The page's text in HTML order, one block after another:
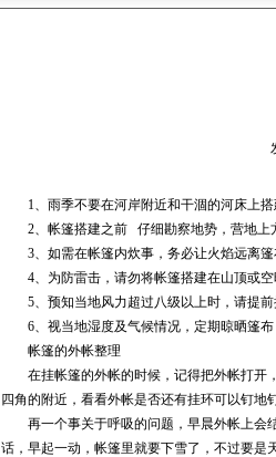
1、雨季不要在河岸附近和干涸的河床上搭
2、 帐篷搭建之前 仔细勘察地势，营地上
3、如需在帐篷内炊事，务必让火焰远离
4、为防雷击，请勿将帐篷搭建在山顶或
5、预知当地风力超过八级以上时，请提前
6、视当地湿度及气候情况，定期晾晒篷
帐篷的外帐整理
在挂帐篷的外帐的时候，记得把外帐打
四角的附近，看看外帐是否还有挂环可以钉地
再一个事关于呼吸的问题，早晨外帐上会
话，早起一动，帐篷里就要下雪了，不过要是